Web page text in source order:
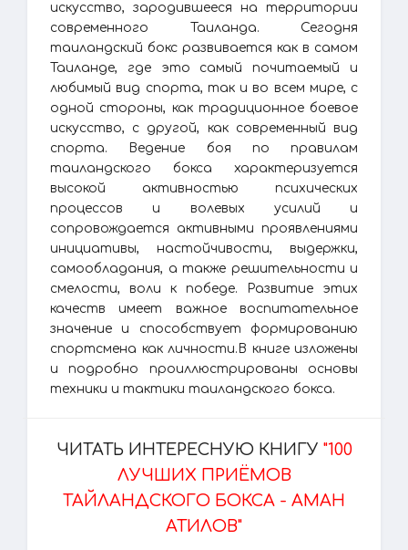
искусство, зародившееся на территории
современного Таиланда. Сегодня
таиландский бокс развивается как в самом
Таиланде, где это самый почитаемый и
любимый вид спорта, так и во всем мире, с
одной стороны, как традиционное боевое
искусство, с другой, как современный вид
спорта. Ведение боя по правилам
таиландского бокса характеризуется
высокой активностью психических
процессов и волевых усилий и
сопровождается активными проявлениями
инициативы, настойчивости, выдержки,
самообладания, а также решительности и
смелости, воли к победе. Развитие этих
качеств имеет важное воспитательное
значение и способствует формированию
спортсмена как личности.В книге изложены
и подробно проиллюстрированы основы
техники и тактики таиландского бокса.
ЧИТАТЬ ИНТЕРЕСНУЮ КНИГУ "100
ЛУЧШИХ ПРИЁМОВ
ТАЙЛАНДСКОГО БОКСА - АМАН
АТИЛОВ"